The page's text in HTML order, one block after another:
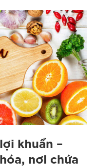
khuẩn –
nơi chứa